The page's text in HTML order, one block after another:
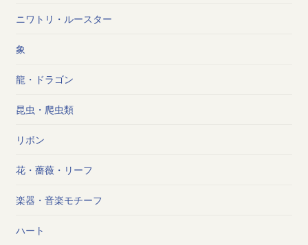
ニワトリ・ルースター
象
龍・ドラゴン
昆虫・爬虫類
リボン
花・薔薇・リーフ
楽器・音楽モチーフ
ハート